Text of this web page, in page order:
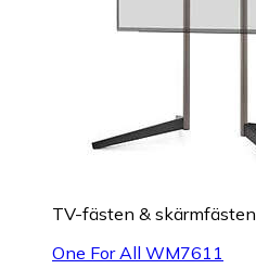
TV-fästen & skärmfästen
One For All WM7611